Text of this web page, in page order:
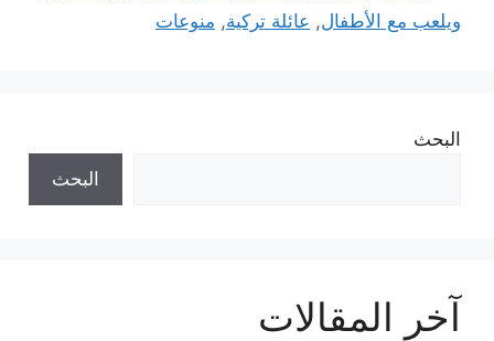
ويلعب مع الأطفال, عائلة تركية, منوعات
البحث
البحث
آخر المقالات